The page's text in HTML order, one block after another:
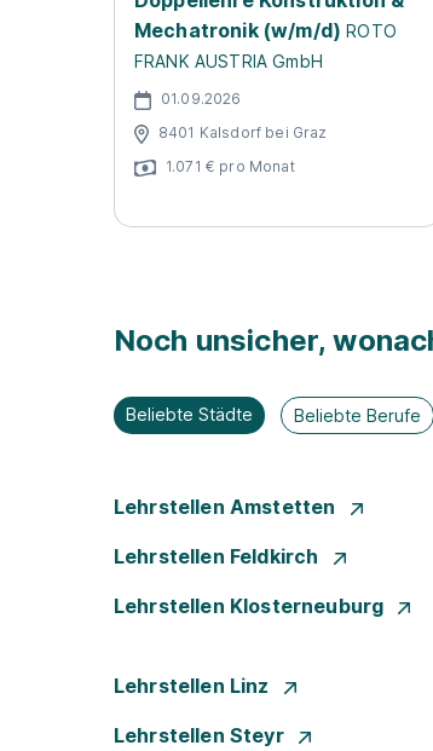
Mechatronik (w/m/d) ROTO
FRANK AUSTRIA GmbH
01.09.2026
8401 Kalsdorf bei Graz
1.071 € pro Monat
Noch unsicher,
Beliebte Städte Beliebte Berufe
Lehrstellen Amstetten
Lehrstellen Feldkirch
Lehrstellen Klosterneuburg
Lehrstellen Linz
Lehrstellen Steyr